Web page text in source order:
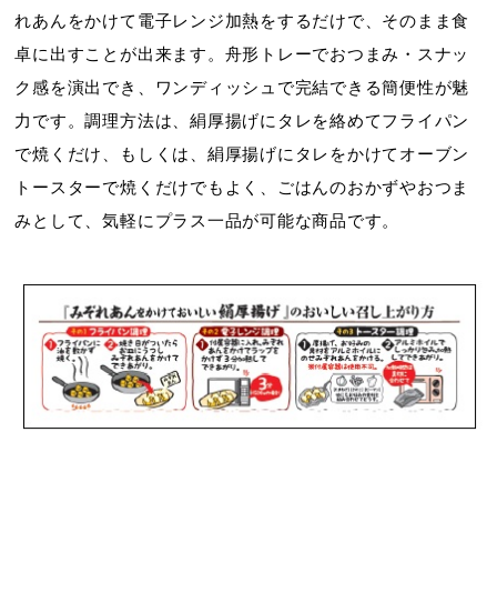
れあんをかけて電子レンジ加熱をするだけで、そのまま食
卓に出すことが出来ます。舟形トレーでおつまみ・スナッ
ク感を演出でき、ワンディッシュで完結できる簡便性が魅
力です。調理方法は、絹厚揚げにタレを絡めてフライパン
で焼くだけ、もしくは、絹厚揚げにタレをかけてオーブン
トースターで焼くだけでもよく、ごはんのおかずやおつま
みとして、気軽にプラス一品が可能な商品です。